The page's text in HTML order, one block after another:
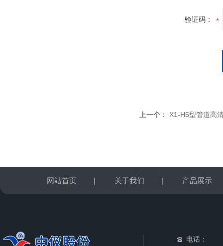
验证码：
上一个： X1-H5型管道高
网站首页 | 关于我们 | 产品展示
电话：